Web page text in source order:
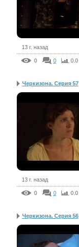
13 г. назад
0 0 0.0
Черкизона. Серия 57
13 г. назад
0 0 0.0
Черкизона. Серия 56